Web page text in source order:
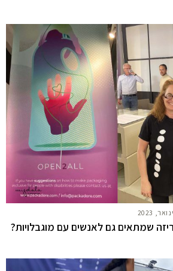
שמתאים גם לאנשים עם מוגבלויות?